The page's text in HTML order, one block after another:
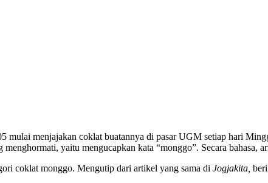
mulai menjajakan coklat buatannya di pasar UGM setiap hari
yaitu mengucapkan kata “monggo”. Secara bahasa,
coklat monggo. Mengutip dari artikel yang sama di Jogjakita,